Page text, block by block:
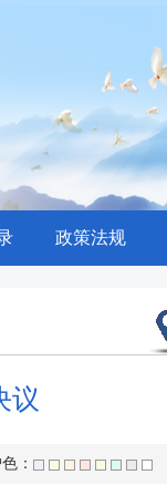
政策法规
议
：